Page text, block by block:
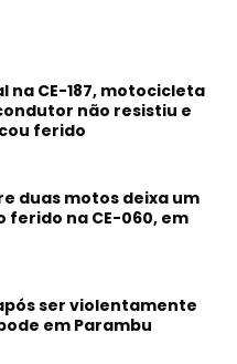
na CE-187, motocicleta
não resistiu e
ferido
duas motos deixa um
ferido na CE-060, em
ser violentamente
em Parambu